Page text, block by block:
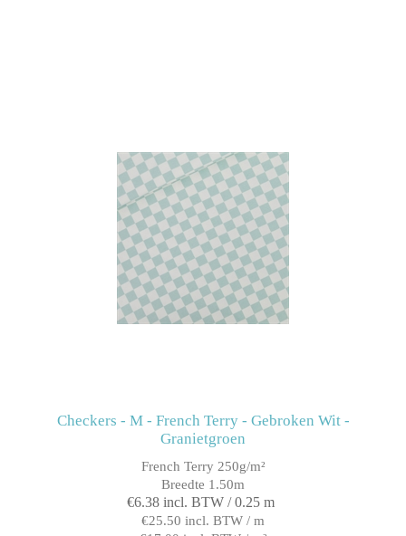
Checkers - M - French Terry - Gebroken Wit -
Granietgroen
French Terry 250g/m²
Breedte 1.50m
€6.38 incl. BTW / 0.25 m
€25.50 incl. BTW / m